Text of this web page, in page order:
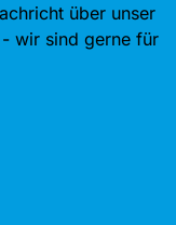
über unser
wir sind gerne für